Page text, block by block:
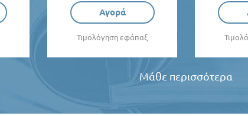
Αγορά
Τιμολόγηση εφάπαξ
Μάθε περισσότερα